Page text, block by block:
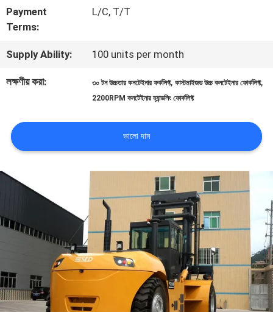
সাইট
ম্যাপ
POLICY
Payment
Terms:
L/C, T/T
Supply Ability: 100 units per month
লক্ষণীয় করা: ৩০ টন উচ্চতার কনটেইনার ফর্কলিফ্ট,কাস্টমাইজড উচ্চ কনটেইনার ফোর্কলিফ্ট,
2200RPM কনটেইনার হ্যান্ডলিং ফোর্কলিফ্ট
ভালো দাম